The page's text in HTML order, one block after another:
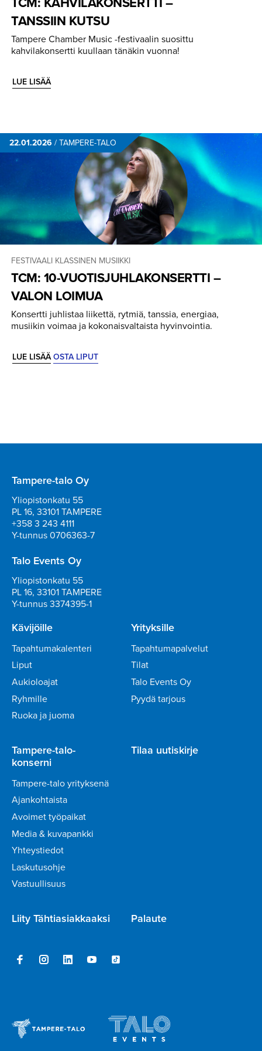
TANSSIIN KUTSU
Tampere Chamber Music -festivaalin suosittu
kahvilakonsertti kuullaan tänäkin vuonna!
LUE LISÄÄ
22.01.2026 /TAMPERE-TALO
FESTIVAALI KLASSINEN MUSIIKKI
TCM: 10-VUOTIS­JUH­LA­KON­SERTTI –
VALON LOIMUA
Konsertti juhlistaa liikettä, rytmiä, tanssia, energiaa,
musiikin voimaa ja kokonaisvaltaista hyvinvointia.
LUE LISÄÄOSTA LIPUT
Tampere-talo Oy
Yliopistonkatu 55
PL 16, 33101 TAMPERE
+358 3 243 4111
Y-tunnus 0706363-7
Talo Events Oy
Yliopistonkatu 55
PL 16, 33101 TAMPERE
Y-tunnus 3374395-1
Kävijöille
Tapahtumakalenteri
Liput
Aukioloajat
Ryhmille
Ruoka ja juoma
Yrityksille
Tapahtumapalvelut
Tilat
Talo Events Oy
Pyydä tarjous
Tampere-talo-
konserni
Tampere-talo yrityksenä
Ajankohtaista
Avoimet työpaikat
Media & kuvapankki
Yhteystiedot
Laskutusohje
Vastuullisuus
Tilaa uutiskirje
Liity Tähtiasiakkaaksi Palaute